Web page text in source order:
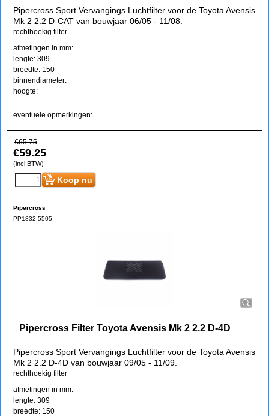
Pipercross Sport Vervangings Luchtfilter voor de Toyota Avensis
Mk 2 2.2 D-CAT van bouwjaar 06/05 - 11/08.
rechthoekig filter
afmetingen in mm:
lengte: 309
breedte: 150
binnendiameter:
hoogte:
eventuele opmerkingen:
€65.75
€59.25
(incl BTW)
Koop nu
Pipercross
PP1832-5505
Pipercross Filter Toyota Avensis Mk 2 2.2 D-4D
Pipercross Sport Vervangings Luchtfilter voor de Toyota Avensis
Mk 2 2.2 D-4D van bouwjaar 09/05 - 11/09.
rechthoekig filter
afmetingen in mm:
lengte: 309
breedte: 150